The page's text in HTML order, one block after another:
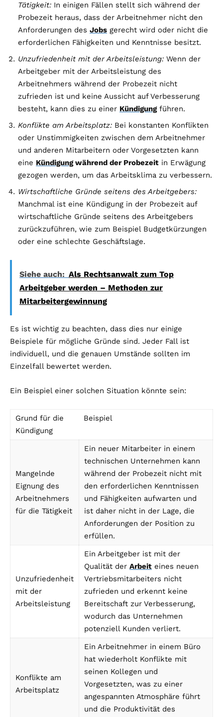
Tätigkeit: In einigen Fällen stellt sich während der
Probezeit heraus, dass der Arbeitnehmer nicht den
Anforderungen des Jobs gerecht wird oder nicht die
erforderlichen Fähigkeiten und Kenntnisse besitzt.
Unzufriedenheit mit der Arbeitsleistung: Wenn der
Arbeitgeber mit der Arbeitsleistung des
Arbeitnehmers während der Probezeit nicht
zufrieden ist und keine Aussicht auf Verbesserung
besteht, kann dies zu einer Kündigungführen.
Konflikte am Arbeitsplatz: Bei konstanten Konflikten
oder Unstimmigkeiten zwischen dem Arbeitnehmer
und anderen Mitarbeitern oder Vorgesetzten kann
eine Kündigungwährend der Probezeit in Erwägung
gezogen werden, um das Arbeitsklima zu verbessern.
Wirtschaftliche Gründe seitens des Arbeitgebers:
Manchmal ist eine Kündigung in der Probezeit auf
wirtschaftliche Gründe seitens des Arbeitgebers
zurückzuführen, wie zum Beispiel Budgetkürzungen
oder eine schlechte Geschäftslage.
Siehe auch: Als Rechtsanwalt zum Top
Arbeitgeber werden – Methoden zur
Mitarbeitergewinnung
Es ist wichtig zu beachten, dass dies nur einige
Beispiele für mögliche Gründe sind. Jeder Fall ist
individuell, und die genauen Umstände sollten im
Einzelfall bewertet werden.
Ein Beispiel einer solchen Situation könnte sein:
Grund für die
Kündigung
Beispiel
Mangelnde
Eignung des
Arbeitnehmers
für die Tätigkeit
Ein neuer Mitarbeiter in einem
technischen Unternehmen kann
während der Probezeit nicht mit
den erforderlichen Kenntnissen
und Fähigkeiten aufwarten und
ist daher nicht in der Lage, die
Anforderungen der Position zu
erfüllen.
Unzufriedenheit
mit der
Arbeitsleistung
Ein Arbeitgeber ist mit der
Qualität der Arbeit eines neuen
Vertriebsmitarbeiters nicht
zufrieden und erkennt keine
Bereitschaft zur Verbesserung,
wodurch das Unternehmen
potenziell Kunden verliert.
Konflikte am
Arbeitsplatz
Ein Arbeitnehmer in einem Büro
hat wiederholt Konflikte mit
seinen Kollegen und
Vorgesetzten, was zu einer
angespannten Atmosphäre führt
und die Produktivität des